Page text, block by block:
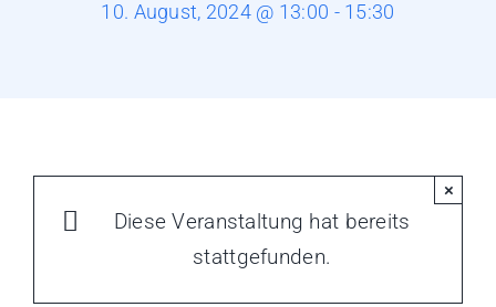
10. August, 2024 @ 13:00 - 15:30
Diese Veranstaltung hat bereits
stattgefunden.
×